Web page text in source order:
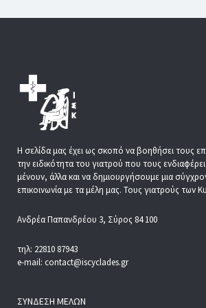
Η σελίδα μας έχει ως σκοπό να βοηθήσει τους
την ειδικότητα του γιατρού που τους
μένουν, άλλα και να δημιουργήσουμε μια
επικοινωνία με τα μέλη μας. Τους γιατρούς των
Ανδρέα Παπανδρέου 3, Σύρος 84 100
τηλ: 22810 87943
e-mail: contact@iscyclades.gr
ΣΎΝΔΕΣΗ ΜΕΛΏΝ